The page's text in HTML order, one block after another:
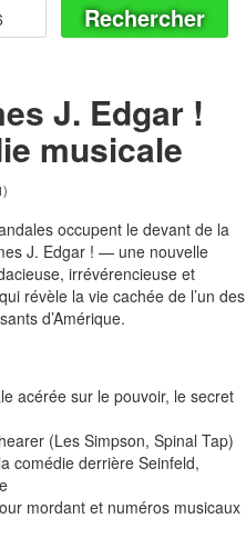
Rechercher
J. Edgar !
musicale
occupent le devant de la
J. Edgar ! — une nouvelle
irrévérencieuse et
révèle la vie cachée de l’un des
d’Amérique.
acérée sur le pouvoir, le secret
(Les Simpson, Spinal Tap)
comédie derrière Seinfeld,
mordant et numéros musicaux